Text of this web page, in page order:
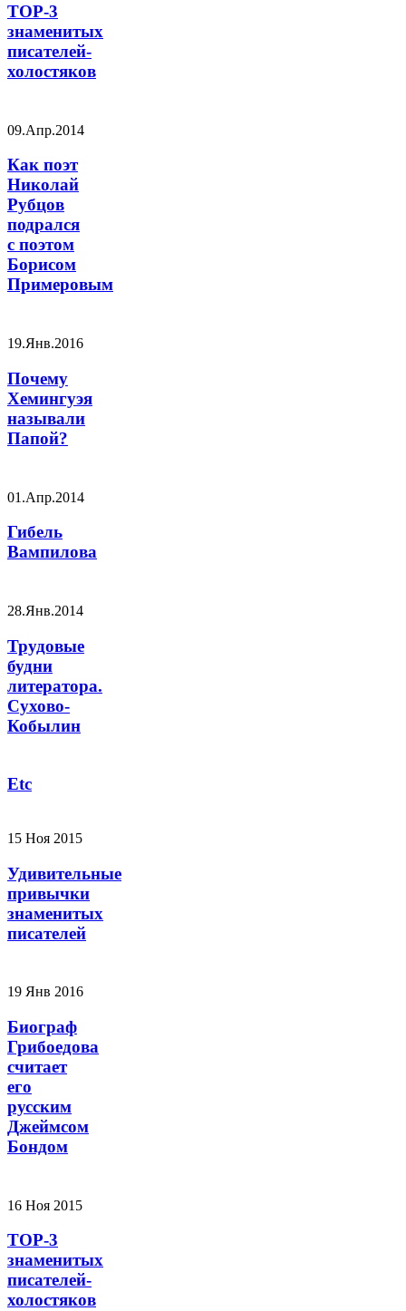
TOP-3
знаменитых
писателей-
холостяков
09.Апр.2014
Как поэт
Николай
Рубцов
подрался
с поэтом
Борисом
Примеровым
19.Янв.2016
Почему
Хемингуэя
называли
Папой?
01.Апр.2014
Гибель
Вампилова
28.Янв.2014
Трудовые
будни
литератора.
Сухово-
Кобылин
Etc
15 Ноя 2015
Удивительные
привычки
знаменитых
писателей
19 Янв 2016
Биограф
Грибоедова
считает
его
русским
Джеймсом
Бондом
16 Ноя 2015
TOP-3
знаменитых
писателей-
холостяков